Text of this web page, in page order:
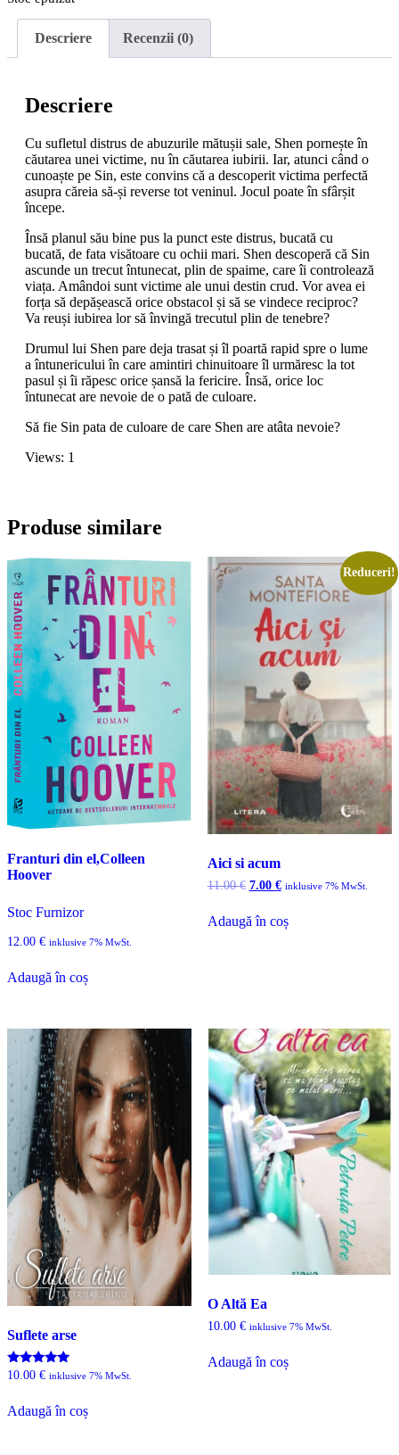
Descriere Recenzii (0)
Descriere
Cu sufletul distrus de abuzurile mătușii sale, Shen pornește în
căutarea unei victime, nu în căutarea iubirii. Iar, atunci când o
cunoaște pe Sin, este convins că a descoperit victima perfectă
asupra căreia să-și reverse tot veninul. Jocul poate în sfârșit
începe.
Însă planul său bine pus la punct este distrus, bucată cu
bucată, de fata visătoare cu ochii mari. Shen descoperă că Sin
ascunde un trecut întunecat, plin de spaime, care îi controlează
viața. Amândoi sunt victime ale unui destin crud. Vor avea ei
forța să depășească orice obstacol și să se vindece reciproc?
Va reuși iubirea lor să învingă trecutul plin de tenebre?
Drumul lui Shen pare deja trasat și îl poartă rapid spre o lume
a întunericului în care amintiri chinuitoare îl urmăresc la tot
pasul și îi răpesc orice șansă la fericire. Însă, orice loc
întunecat are nevoie de o pată de culoare.
Să fie Sin pata de culoare de care Shen are atâta nevoie?
Views: 1
Produse similare
Franturi din el,Colleen
Hoover
Stoc Furnizor
12.00 € inklusive 7% MwSt.
Adaugă în coș
Reduceri!
Aici si acum
11.00€ Prețul
a
fost:
7.00 €Prețul
7.00 €.
inklusive 7% MwSt.
Adaugă în coș
Suflete arse
Evaluat la
10.00 € inklusive 7% MwSt.
Adaugă în coș
O Altă Ea
10.00 € inklusive 7% MwSt.
Adaugă în coș